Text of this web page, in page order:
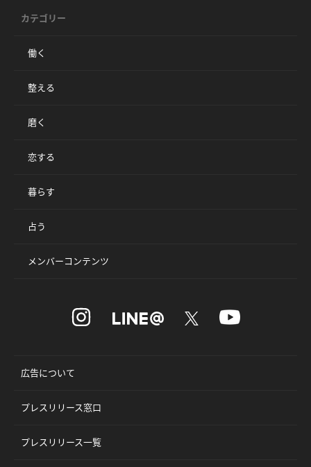
カテゴリー
働く
整える
磨く
恋する
暮らす
占う
メンバーコンテンツ
広告について
プレスリリース窓口
プレスリリース一覧